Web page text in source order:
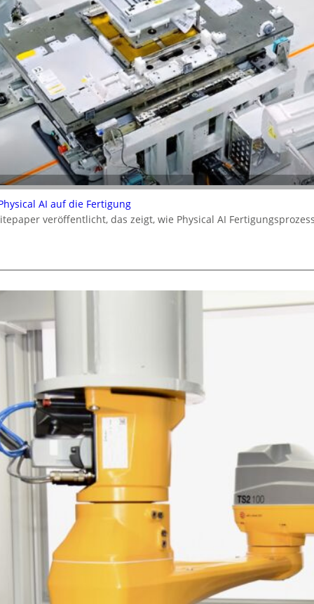
AI auf die Fertigung
veröffentlicht, das zeigt, wie Physical AI